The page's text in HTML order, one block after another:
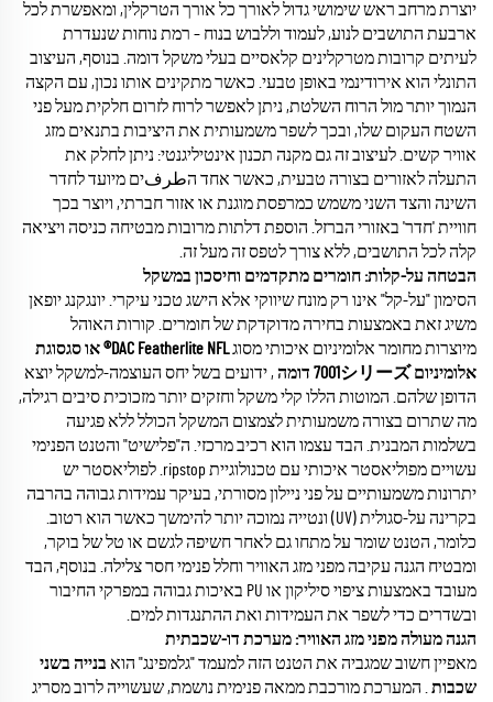
יוצרת מרחב ראש שימושי גדול לאורך כל אורך הטרקלין, ומאפשרת לכל
ארבעת התושבים לנוע, לעמוד וללבוש בנוח – רמת נוחות שנעדרת
לעיתים קרובות מטרקלינים קלאסיים בעלי משקל דומה. בנוסף, העיצוב
התונלי הוא אירודינמי באופן טבעי. כאשר מתקינים אותו נכון, עם הקצה
הנמוך יותר מול הרוח השלטת, ניתן לאפשר לרוח לזרום חלקית מעל פני
השטח העקום שלו, ובכך לשפר משמעותית את היציבות בתנאים מזג
אוויר קשים. לעיצוב זה גם מקנה תכנון אינטיליגנטי: ניתן לחלק את
התעלה לאזורים בצורה טבעית, כאשר אחד הطرفים מיועד לחדר
השינה והצד השני משמש כמרפסת מוגנת או אזור חברתי, ויוצר בכך
חוויית 'חדר' באזורי הברזל. הוספת דלתות מרובות מבטיחה כניסה ויציאה
קלה לכל התושבים, ללא צורך לטפס זה מעל זה.
הבטחה על-קלות: חומרים מתקדמים וחיסכון במשקל
הסימון "על-קל" אינו רק מונח שיווקי אלא הישג טכני עיקרי. יונגקנג יופאן
משיג זאת באמצעות בחירה מדוקדקת של חומרים. קורות האוהל
מיוצרות מחומר אלומיניום איכותי מסוג
DAC Featherlite NFL® או סגסוגת
אלומיניום 7001シリーズ דומה
, ידועים בשל יחס העוצמה-למשקל יוצא
הדופן שלהם. המוטות הללו קלי משקל וחזקים יותר מזכוכית סיבים רגילה,
מה שתרום בצורה משמעותית לצמצום המשקל הכולל ללא פגיעה
בשלמות המבנית. הבד עצמו הוא רכיב מרכזי. ה"פלישיט" והטנט הפנימי
עשויים מפוליאסטר איכותי עם טכנולוגיית ripstop. לפוליאסטר יש
יתרונות משמעותיים על פני ניילון מסורתי, בעיקר עמידות גבוהה בהרבה
בקרינה על-סגולית (UV) ונטייה נמוכה יותר להימשך כאשר הוא רטוב.
כלומר, הטנט שומר על מתחו גם לאחר חשיפה לגשם או טל של בוקר,
ומבטיח הגנה עקיבה מפני מזג האוויר וחלל פנימי חסר צלילה. בנוסף, הבד
מעובד באמצעות ציפוי סיליקון או PU באיכות גבוהה במפרקי החיבור
ובשדרים כדי לשפר את העמידות ואת ההתנגדות למים.
הגנה מעולה מפני מזג האוויר: מערכת דו-שכבתית
מאפיין חשוב שמגביה את הטנט הזה למעמד "גלמפינג" הוא בנייה בשני
שכבות
. המערכת מורכבת ממאה פנימית נושמת, שעשוייה לרוב מסריג